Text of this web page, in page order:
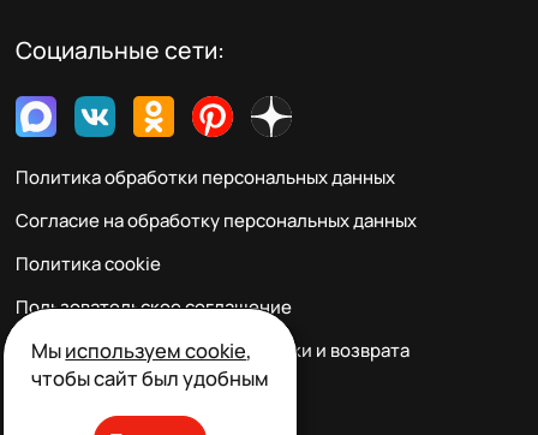
Социальные сети:
Политика обработки персональных данных
Согласие на обработку персональных данных
Политика cookie
Пользовательское соглашение
Правила заказа, оплаты, доставки и возврата
Реквизиты и контакты
Мыиспользуем cookie,
чтобы сайт был удобным